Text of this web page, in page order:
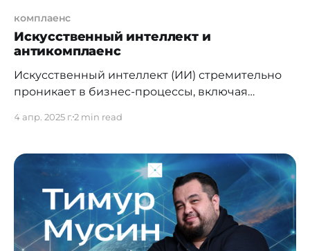
комплаенс
Искусственный интеллект и
антикомплаенс
Искусственный интеллект (ИИ) стремительно
проникает в бизнес-процессы, включая
аудит. О потенциале ИИ в комплаенс я писал
о том, как и когда ИИ может быть использован
для целей, противоположных комплаенсу —
например, для коррупции, отмывания денег,
мошенничества или
4 апр. 2025 г.2 min read